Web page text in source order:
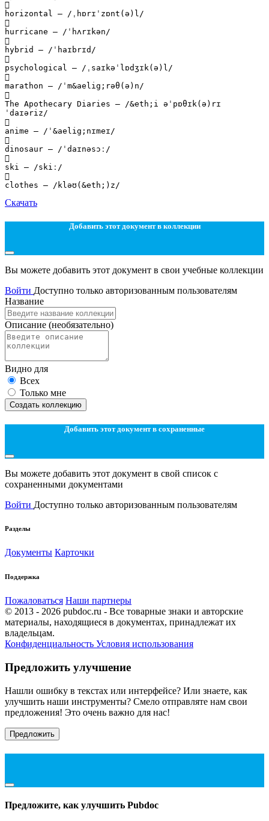

horizontal – /ˌhɒrɪˈzɒnt(ə)l/

hurricane – /ˈhʌrɪkən/

hybrid – /ˈhaɪbrɪd/

psychological – /ˌsaɪkəˈlɒdʒɪk(ə)l/

marathon – /ˈm&aelig;rəθ(ə)n/

The Apothecary Diaries – /&eth;i əˈpɒθɪk(ə)rɪ
ˈdaɪəriz/

anime – /ˈ&aelig;nɪmeɪ/

dinosaur – /ˈdaɪnəsɔː/

ski – /skiː/

Скачать
Добавить этот документ в коллекции
Вы можете добавить этот документ в свои учебные коллекции
Войти Доступно только авторизованным пользователям
Название
Описание (необязательно)
Видно для
Всех
Только мне
Создать коллекцию
Добавить этот документ в сохраненные
Вы можете добавить этот документ в свой список с
сохраненными документами
Войти Доступно только авторизованным пользователям
Разделы
Документы Карточки
Поддержка
Пожаловаться Наши партнеры
© 2013 - 2026 pubdoc.ru - Все товарные знаки и авторские
материалы, находящиеся в документах, принадлежат их
владельцам.
Конфиденциальность Условия использования
Предложить улучшение
Нашли ошибку в текстах или интерфейсе? Или знаете, как
улучшить наши инструменты? Смело отправляте нам свои
предложения! Это очень важно для нас!
Предложить
Предложите, как улучшить Pubdoc